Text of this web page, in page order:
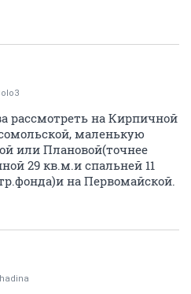
рассмотреть на Кирпичной
маленькую
или Плановой(точнее
29 кв.м.и спальней 11
на Первомайской.